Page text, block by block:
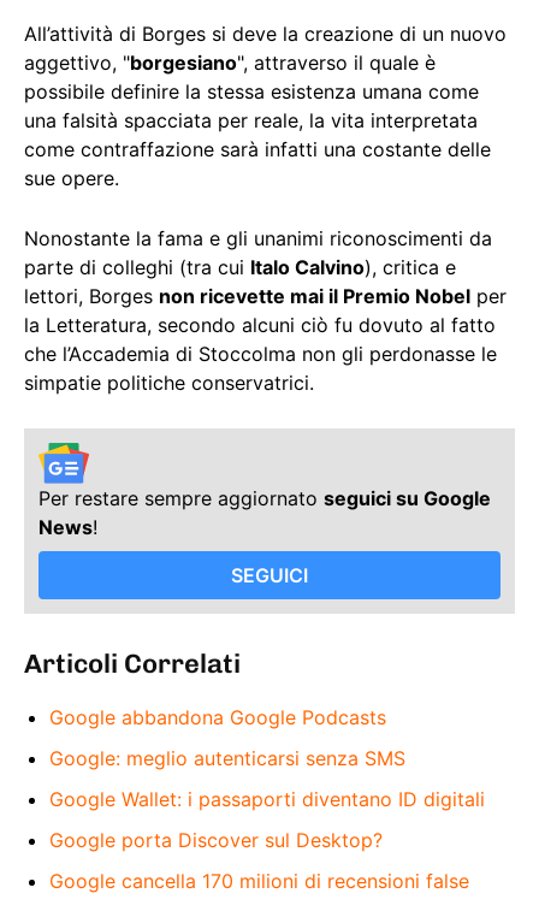
All’attività di Borges si deve la creazione di un nuovo
aggettivo, "borgesiano", attraverso il quale è
possibile definire la stessa esistenza umana come
una falsità spacciata per reale, la vita interpretata
come contraffazione sarà infatti una costante delle
sue opere.
Nonostante la fama e gli unanimi riconoscimenti da
parte di colleghi (tra cui Italo Calvino), critica e
lettori, Borges non ricevette mai il Premio Nobel per
la Letteratura, secondo alcuni ciò fu dovuto al fatto
che l’Accademia di Stoccolma non gli perdonasse le
simpatie politiche conservatrici.
Per restare sempre aggiornato seguici su Google
News!
SEGUICI
Articoli Correlati
Google abbandona Google Podcasts
Google: meglio autenticarsi senza SMS
Google Wallet: i passaporti diventano ID digitali
Google porta Discover sul Desktop?
Google cancella 170 milioni di recensioni false